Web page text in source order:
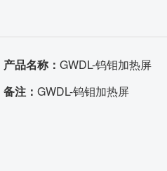
电炉配件
代工服务
产品名称： GWDL-钨钼加热屏
备注： GWDL-钨钼加热屏